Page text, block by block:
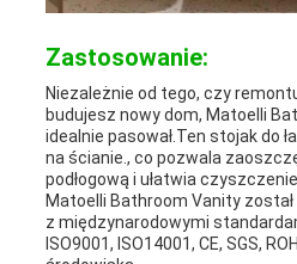
Zastosowanie:
Niezależnie od tego, czy
budujesz nowy dom, Matoelli
idealnie pasował.Ten stojak do
na ścianie., co pozwala
podłogową i ułatwia
Matoelli Bathroom Vanity
z międzynarodowymi
ISO9001, ISO14001, CE, SGS,